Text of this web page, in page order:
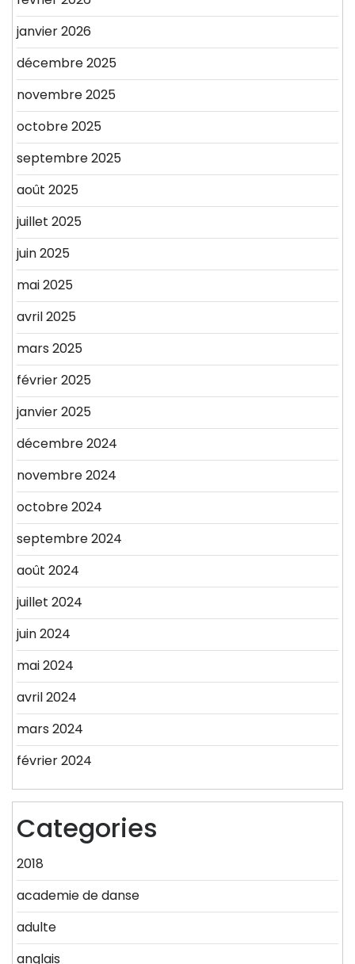
janvier 2026
décembre 2025
novembre 2025
octobre 2025
septembre 2025
août 2025
juillet 2025
juin 2025
mai 2025
avril 2025
mars 2025
février 2025
janvier 2025
décembre 2024
novembre 2024
octobre 2024
septembre 2024
août 2024
juillet 2024
juin 2024
mai 2024
avril 2024
mars 2024
février 2024
Categories
2018
academie de danse
adulte
anglais